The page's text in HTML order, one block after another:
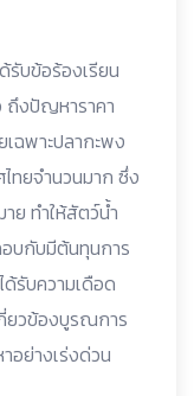
รับข้อร้องเรียน
ถึงปัญหาราคา
ฉพาะปลากะพง
ไทยจำนวนมาก ซึ่ง
ย ทำให้สัตว์น้ำ
บกับมีต้นทุนการ
รับความเดือด
ยวข้องบูรณการ
อย่างเร่งด่วน